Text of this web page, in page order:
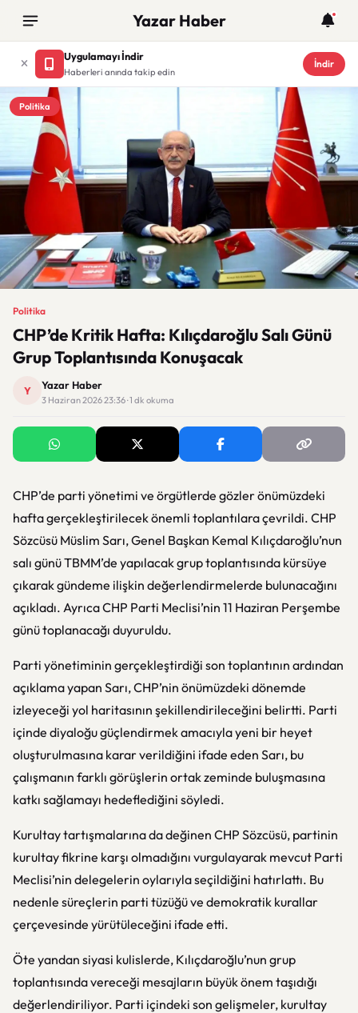
Yazar Haber
Uygulamayı İndir
Haberleri anında takip edin
İndir
Politika
Politika
CHP’de Kritik Hafta: Kılıçdaroğlu Salı Günü
Grup Toplantısında Konuşacak
Y Yazar Haber
3 Haziran 2026 23:36 · 1 dk okuma
CHP’de parti yönetimi ve örgütlerde gözler önümüzdeki
hafta gerçekleştirilecek önemli toplantılara çevrildi. CHP
Sözcüsü Müslim Sarı, Genel Başkan Kemal Kılıçdaroğlu’nun
salı günü TBMM’de yapılacak grup toplantısında kürsüye
çıkarak gündeme ilişkin değerlendirmelerde bulunacağını
açıkladı. Ayrıca CHP Parti Meclisi’nin 11 Haziran Perşembe
günü toplanacağı duyuruldu.
Parti yönetiminin gerçekleştirdiği son toplantının ardından
açıklama yapan Sarı, CHP’nin önümüzdeki dönemde
izleyeceği yol haritasının şekillendirileceğini belirtti. Parti
içinde diyaloğu güçlendirmek amacıyla yeni bir heyet
oluşturulmasına karar verildiğini ifade eden Sarı, bu
çalışmanın farklı görüşlerin ortak zeminde buluşmasına
katkı sağlamayı hedeflediğini söyledi.
Kurultay tartışmalarına da değinen CHP Sözcüsü, partinin
kurultay fikrine karşı olmadığını vurgulayarak mevcut Parti
Meclisi’nin delegelerin oylarıyla seçildiğini hatırlattı. Bu
nedenle süreçlerin parti tüzüğü ve demokratik kurallar
çerçevesinde yürütüleceğini ifade etti.
Öte yandan siyasi kulislerde, Kılıçdaroğlu’nun grup
toplantısında vereceği mesajların büyük önem taşıdığı
değerlendiriliyor. Parti içindeki son gelişmeler, kurultay